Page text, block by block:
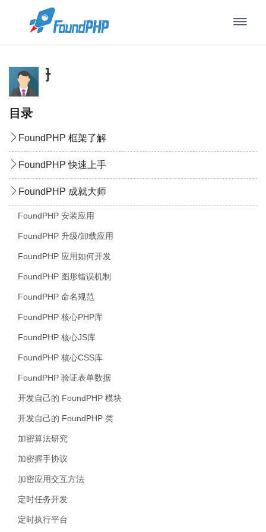
目录
FoundPHP 框架了解
FoundPHP 快速上手
FoundPHP 成就大师
FoundPHP 安装应用
FoundPHP 升级/卸载应用
FoundPHP 应用如何开发
FoundPHP 图形错误机制
FoundPHP 命名规范
FoundPHP 核心PHP库
FoundPHP 核心JS库
FoundPHP 核心CSS库
FoundPHP 验证表单数据
开发自己的 FoundPHP 模块
开发自己的 FoundPHP 类
加密算法研究
加密握手协议
加密应用交互方法
定时任务开发
定时执行平台